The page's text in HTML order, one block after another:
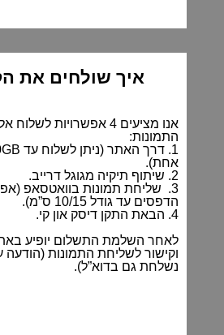
איך שולחים את
אנו מציעים 4 אפשרויות
התמונות:
אחת).
2. שיתוף תיקיה מגוגל דרייב.
3. שליחת תמונות בוואטסאפ
הדפסים עד גודל 10/15 ס”מ).
4. הבאת התקן דיסק און קי.
לאחר השלמת התשלום יופיע
וקישור לשליחת התמונות
נשלחת גם בדוא”ל).